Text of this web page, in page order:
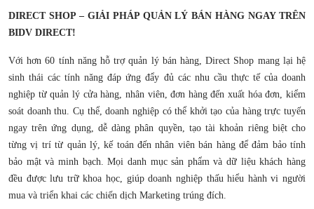
DIRECT SHOP – GIẢI PHÁP QUẢN LÝ BÁN HÀNG NGAY TRÊN
BIDV DIRECT!
Với hơn 60 tính năng hỗ trợ quản lý bán hàng, Direct Shop mang lại hệ
sinh thái các tính năng đáp ứng đẩy đủ các nhu cầu thực tế của doanh
nghiệp từ quản lý cửa hàng, nhân viên, đơn hàng đến xuất hóa đơn, kiểm
soát doanh thu. Cụ thể, doanh nghiệp có thể khởi tạo của hàng trực tuyến
ngay trên ứng dụng, dễ dàng phân quyền, tạo tài khoản riêng biệt cho
từng vị trí từ quản lý, kế toán đến nhân viên bán hàng để đảm bảo tính
bảo mật và minh bạch. Mọi danh mục sản phẩm và dữ liệu khách hàng
đều được lưu trữ khoa học, giúp doanh nghiệp thấu hiểu hành vi người
mua và triển khai các chiến dịch Marketing trúng đích.